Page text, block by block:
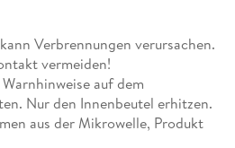
bei max. 800 Watt in der
bei 100 °C im Backofen (nur
in der Anleitung.
Verbrennungen verursachen.
vermeiden!
auf dem
Nur den Innenbeutel erhitzen.
aus der Mikrowelle, Produkt